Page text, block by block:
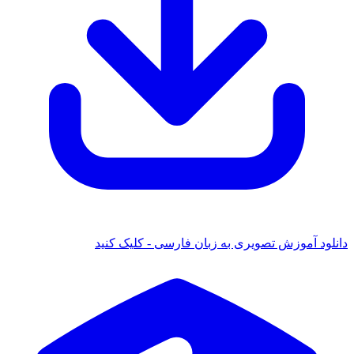
آموزش تصویری به زبان فارسی - کلیک کنید